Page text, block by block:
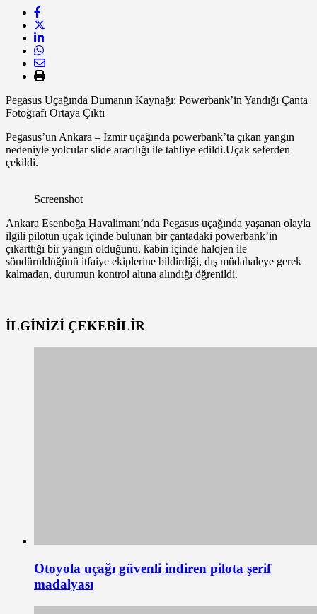
Pegasus Uçağında Dumanın Kaynağı: Powerbank’in Yandığı Çanta
Fotoğrafı Ortaya Çıktı
Pegasus’un Ankara – İzmir uçağında powerbank’ta çıkan yangın
nedeniyle yolcular slide aracılığı ile tahliye edildi.Uçak seferden
çekildi.
Screenshot
Ankara Esenboğa Havalimanı’nda Pegasus uçağında yaşanan olayla
ilgili pilotun uçak içinde bulunan bir çantadaki powerbank’in
çıkarttığı bir yangın olduğunu, kabin içinde halojen ile
söndürüldüğünü itfaiye ekiplerine bildirdiği, dış müdahaleye gerek
kalmadan, durumun kontrol altına alındığı öğrenildi.
İLGİNİZİ ÇEKEBİLİR
Otoyola uçağı güvenli indiren pilota şerif
madalyası